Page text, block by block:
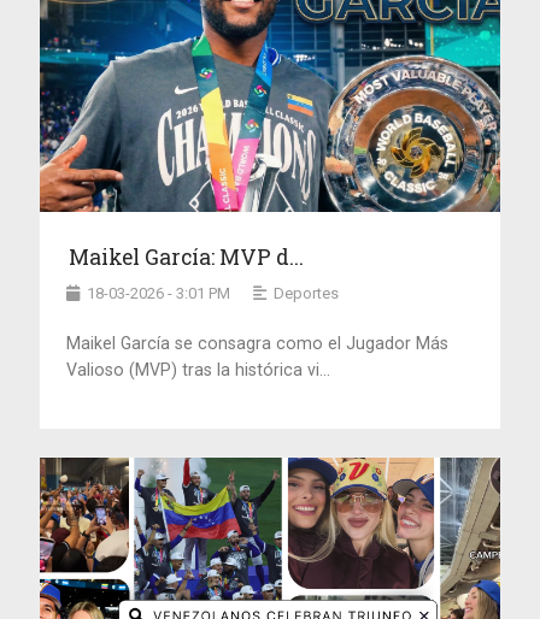
Maikel García: MVP d...
18-03-2026 - 3:01 PM Deportes
Maikel García se consagra como el Jugador Más
Valioso (MVP) tras la histórica vi...